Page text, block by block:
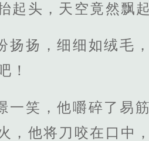
起头，天空竟然飘
扬扬，细细如绒毛
！
一笑，他嚼碎了易
，他将刀咬在口中